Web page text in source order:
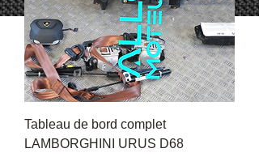
Tableau de bord complet
LAMBORGHINI URUS D68